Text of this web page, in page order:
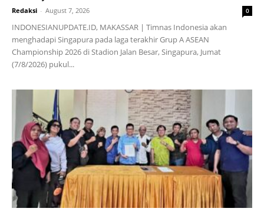
Redaksi - August 7, 2026 0
INDONESIANUPDATE.ID, MAKASSAR | Timnas Indonesia akan
menghadapi Singapura pada laga terakhir Grup A ASEAN
Championship 2026 di Stadion Jalan Besar, Singapura, Jumat
(7/8/2026) pukul...